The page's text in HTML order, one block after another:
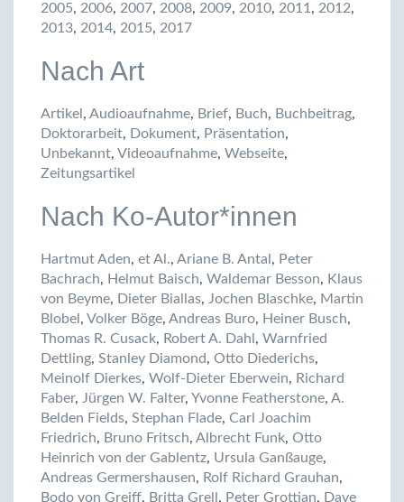
2005, 2006, 2007, 2008, 2009, 2010, 2011, 2012,
2013, 2014, 2015, 2017
Nach Art
Artikel , Audioaufnahme, Brief, Buch, Buchbeitrag,
Doktorarbeit, Dokument, Präsentation,
Unbekannt, Videoaufnahme, Webseite,
Zeitungsartikel
Nach Ko-Autor*innen
Hartmut Aden, et Al., Ariane B. Antal , Peter
Bachrach, Helmut Baisch, Waldemar Besson, Klaus
von Beyme, Dieter Biallas, Jochen Blaschke, Martin
Blobel , Volker Böge, Andreas Buro, Heiner Busch,
Thomas R. Cusack, Robert A. Dahl , Warnfried
Dettling, Stanley Diamond, Otto Diederichs,
Meinolf Dierkes, Wolf-Dieter Eberwein, Richard
Faber, Jürgen W. Falter, Yvonne Featherstone, A.
Belden Fields, Stephan Flade, Carl Joachim
Friedrich, Bruno Fritsch, Albrecht Funk, Otto
Heinrich von der Gablentz, Ursula Ganßauge,
Andreas Germershausen, Rolf Richard Grauhan,
Bodo von Greiff, Britta Grell , Peter Grottian, Dave